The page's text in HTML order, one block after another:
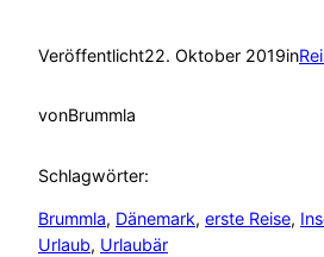
Veröffentlicht22. Oktober 2019in
vonBrummla
Schlagwörter:
Brummla, Dänemark, erste Reise,
Urlaub, Urlaubär